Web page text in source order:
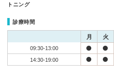
トニング
診療時間
月 火
09:30-13:00
14:30-19:00